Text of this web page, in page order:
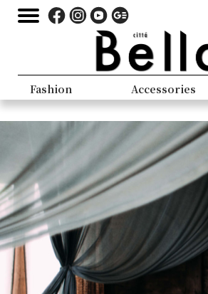
Fashion Accessories